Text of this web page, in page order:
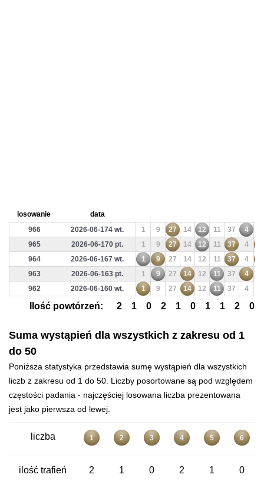
losowanie
data
966
2026-06-174 wt. 1 9 27 14 12 11 37 4
965
2026-06-170 pt. 1 9 27 14 12 11 37 4
964
2026-06-167 wt. 1 9 27 14 12 11 37 4
963
2026-06-163 pt. 1 9 27 14 12 11 37 4
962
2026-06-160 wt. 1 9 27 14 12 11 37 4
Ilość powtórzeń: 2 1 0 2 1 0 1 1 2 0
Suma wystąpień dla wszystkich z zakresu od 1
do 50
Poniższa statystyka przedstawia sumę wystąpień dla wszystkich
liczb z zakresu od 1 do 50. Liczby posortowane są pod względem
częstości padania - najczęściej losowana liczba prezentowana
jest jako pierwsza od lewej.
liczba 1 2 3 4 5 6
ilość trafień 2 1 0 2 1 0